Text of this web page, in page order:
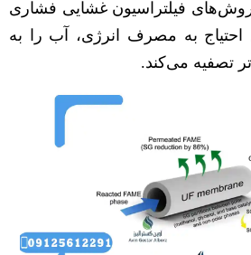
روش‌های فیلتراسیون غشایی فشاری
احتیاج به مصرف انرژی، آب را به
تصفیه می‌کند.